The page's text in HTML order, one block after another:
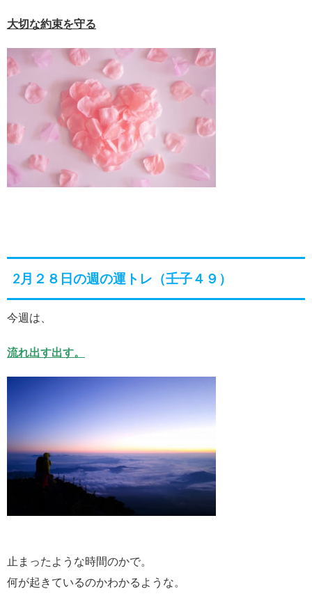
大切な約束を守る
2月２８日の週の運トレ（壬子４９）
今週は、
流れ出す出す。
止まったような時間のかで。
何が起きているのかわかるような。